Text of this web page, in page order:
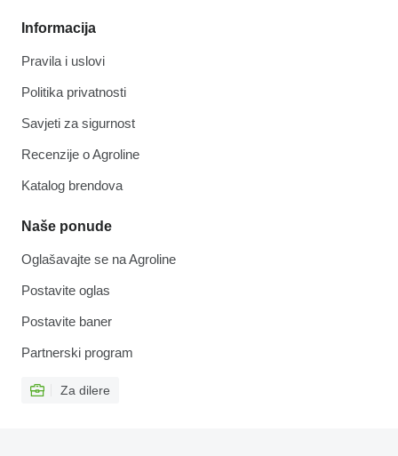
Informacija
Pravila i uslovi
Politika privatnosti
Savjeti za sigurnost
Recenzije o Agroline
Katalog brendova
Naše ponude
Oglašavajte se na Agroline
Postavite oglas
Postavite baner
Partnerski program
Za dilere